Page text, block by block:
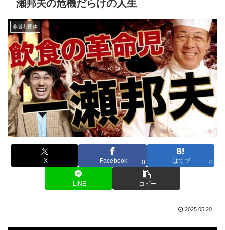
瀬邦夫の危機だらけの人生
非営利団体
X Facebook 0 はてブ 0
LINE コピー
2025.05.20